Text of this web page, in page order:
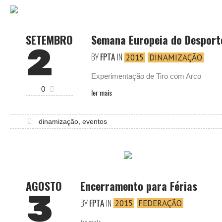
SETEMBRO
2
0
Semana Europeia do
BYFPTA IN 2015 DINAMIZAÇÃO
Experimentação de Tiro com Arco
ler mais
dinamização, eventos
AGOSTO
3
Encerramento para Férias
BYFPTA IN 2015 FEDERAÇÃO